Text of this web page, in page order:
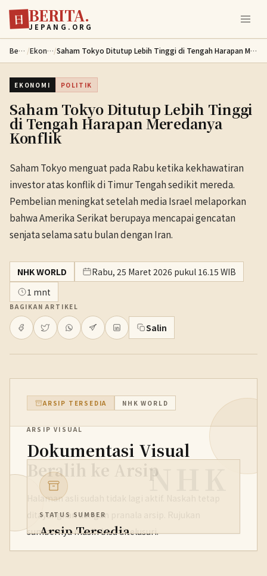
Lewati ke konten utama
日 BERITA.
JEPANG.ORG
Berita / Ekonomi/ Saham Tokyo Ditutup Lebih Tinggi di Tengah Harapan Meredanya Konflik
EKONOMI POLITIK
Saham Tokyo Ditutup Lebih Tinggi
di Tengah Harapan Meredanya
Konflik
Saham Tokyo menguat pada Rabu ketika kekhawatiran
investor atas konflik di Timur Tengah sedikit mereda.
Pembelian meningkat setelah media Israel melaporkan
bahwa Amerika Serikat berupaya mencapai gencatan
senjata selama satu bulan dengan Iran.
NHK WORLD
Rabu, 25 Maret 2026 pukul 16.15 WIB
1 mnt
BAGIKAN ARTIKEL
Salin
ARSIP TERSEDIA NHK WORLD
ARSIP VISUAL
Dokumentasi Visual
Beralih ke Arsip
Halaman asli sudah tidak lagi aktif. Naskah tetap
ditayangkan dengan pranala arsip. Rujukan
sumbernya masih bisa ditelusuri.
NHK
STATUS SUMBER
Arsip Tersedia